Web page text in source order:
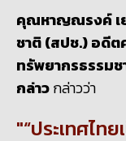
คุณหาญณรงค์ เ
ชาติ (สปช.) อดีต
ทรัพยากรธรรม
กล่าวกล่าวว่า
“ประเทศไท